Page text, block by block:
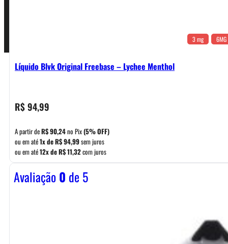
3 mg 6MG
Líquido Blvk Original Freebase – Lychee Menthol
R$94,99
A partir deR$90,24no Pix(5% OFF)
ou em até1x deR$94,99sem juros
ou em até12x deR$11,32com juros
Avaliação0 de 5